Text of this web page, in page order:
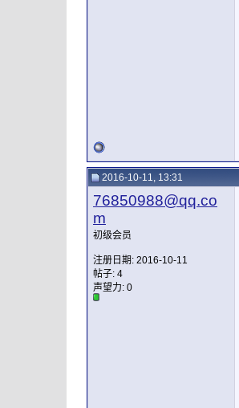
2016-10-11, 13:31
76850988@qq.co
m
初级会员
注册日期: 2016-10-11
帖子: 4
声望力: 0